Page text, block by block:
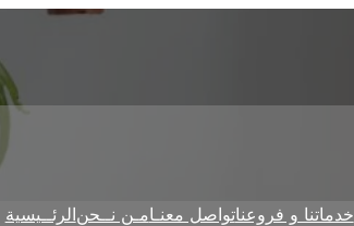
الرئــيسيةمـن نــحنتواصل معنـاخدماتنا و فروعنا